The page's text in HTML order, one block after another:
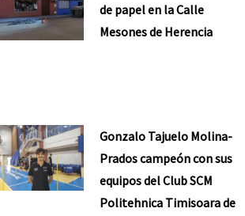
de papel en la Calle
Mesones de Herencia
Gonzalo Tajuelo Molina-
Prados campeón con sus
equipos del Club SCM
Politehnica Timisoara de